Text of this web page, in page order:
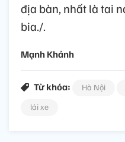
địa bàn, nhất là tai
bia./.
Mạnh Khánh
Từ khóa: Hà Nội
lái xe